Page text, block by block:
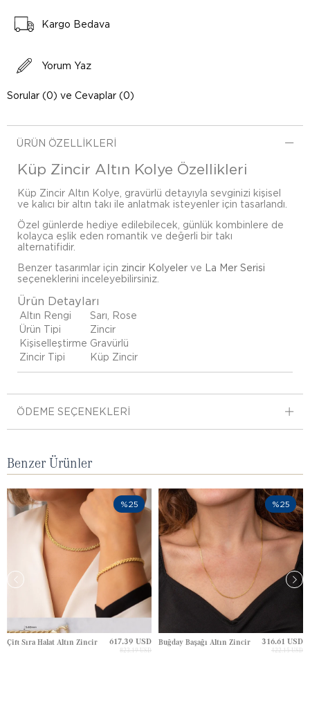
Kargo Bedava
Yorum Yaz
Sorular (0) ve Cevaplar (0)
ÜRÜN ÖZELLIKLERI
Küp Zincir Altın Kolye Özellikleri
Küp Zincir Altın Kolye, gravürlü detayıyla sevginizi kişisel
ve kalıcı bir altın takı ile anlatmak isteyenler için tasarlandı.
Özel günlerde hediye edilebilecek, günlük kombinlere de
kolayca eşlik eden romantik ve değerli bir takı
alternatifidir.
Benzer tasarımlar için zincir Kolyeler ve
La Mer Serisi
seçeneklerini inceleyebilirsiniz.
Ürün Detayları
Altın Rengi
Sarı, Rose
Ürün Tipi
Zincir
Kişiselleştirme Gravürlü
Zincir Tipi
Küp Zincir
ÖDEME SEÇENEKLERI
Benzer Ürünler
Çift Sıra Halat Altın Zincir 617.39 USD
823.19 USD
%25
Buğday Başağı Altın Zincir 316.61 USD
422.15 USD
%25